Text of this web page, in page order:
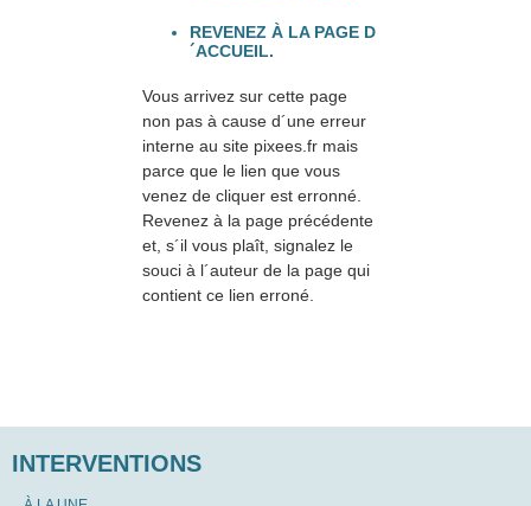
REVENEZ À LA PAGE D
´ACCUEIL.
Vous arrivez sur cette page
non pas à cause d´une erreur
interne au site pixees.fr mais
parce que le lien que vous
venez de cliquer est erronné.
Revenez à la page précédente
et, s´il vous plaît, signalez le
souci à l´auteur de la page qui
contient ce lien erroné.
INTERVENTIONS